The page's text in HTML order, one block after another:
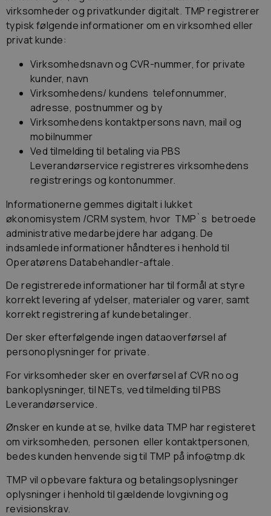
virksomheder og privatkunder digitalt. TMP registrerer
typisk følgende informationer om en virksomhed eller
privat kunde:
Virksomhedsnavn og CVR-nummer, for private
kunder, navn
Virksomhedens/ kundens telefonnummer,
adresse, postnummer og by
Virksomhedens kontaktpersons navn, mail og
mobilnummer
Ved tilmelding til betaling via PBS
Leverandørservice registreres virksomhedens
registrerings og kontonummer.
Informationerne gemmes digitalt i lukket
økonomisystem /CRM system, hvor TMP`s betroede
administrative medarbejdere har adgang. De
indsamlede informationer håndteres i henhold til
Operatørens Databehandler-aftale.
De registrerede informationer har til formål at styre
korrekt levering af ydelser, materialer og varer, samt
korrekt registrering af kundebetalinger.
Der sker efterfølgende ingen dataoverførsel af
personoplysninger for private.
For virksomheder sker en overførsel af CVR no og
bankoplysninger, til NETs, ved tilmelding til PBS
Leverandørservice.
Ønsker en kunde at se, hvilke data TMP har registeret
om virksomheden, personen eller kontaktpersonen,
bedes kunden henvende sig til TMP på info@tmp.dk
TMP vil opbevare faktura og betalingsoplysninger
oplysninger i henhold til gældende lovgivning og
revisionskrav.